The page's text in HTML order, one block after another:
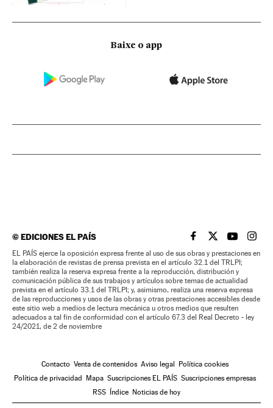
Baixe o app
©EDICIONES EL PAÍS EL PAÍS BRASIL EN
EL PAÍSEL PAÍS
EL
EL PAÍS ejerce la oposición expresa frente al uso de sus obras y prestaciones en
la elaboración de revistas de prensa prevista en el artículo 32.1 del TRLPI;
también realiza la reserva expresa frente a la reproducción, distribución y
comunicación pública de sus trabajos y artículos sobre temas de actualidad
prevista en el artículo 33.1 del TRLPI; y, asimismo, realiza una reserva expresa
de las reproducciones y usos de las obras y otras prestaciones accesibles desde
este sitio web a medios de lectura mecánica u otros medios que resulten
adecuados a tal fin de conformidad con el artículo 67.3 del Real Decreto - ley
24/2021, de 2 de noviembre
Contacto Venta de contenidos Aviso legal Política cookies
Política de privacidad Mapa Suscripciones EL PAÍS Suscripciones empresas
RSS Índice Noticias de hoy